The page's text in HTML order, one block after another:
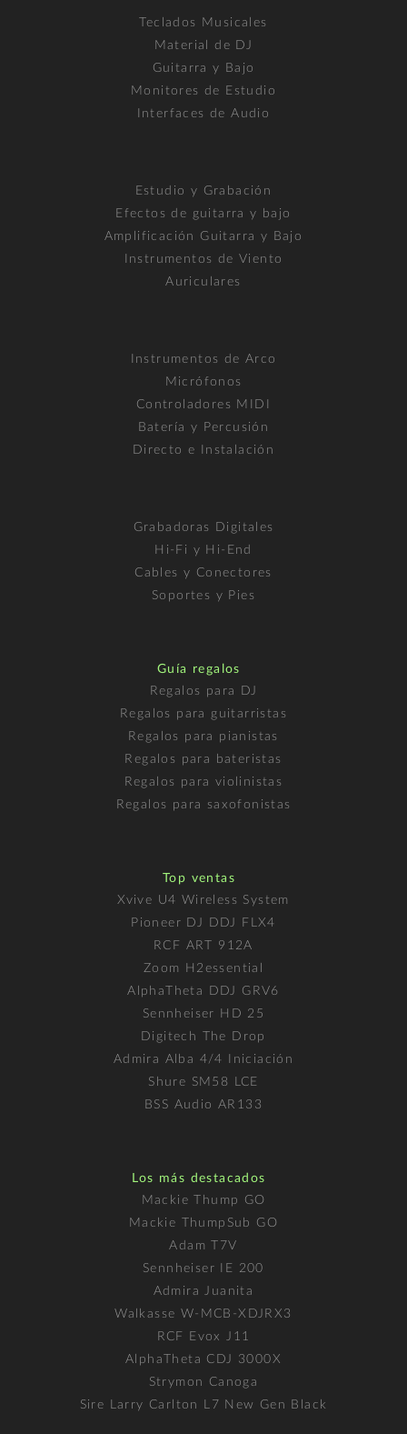
Teclados Musicales
Material de DJ
Guitarra y Bajo
Monitores de Estudio
Interfaces de Audio
Estudio y Grabación
Efectos de guitarra y bajo
Amplificación Guitarra y Bajo
Instrumentos de Viento
Auriculares
Instrumentos de Arco
Micrófonos
Controladores MIDI
Batería y Percusión
Directo e Instalación
Grabadoras Digitales
Hi-Fi y Hi-End
Cables y Conectores
Soportes y Pies
Guía regalos
Regalos para DJ
Regalos para guitarristas
Regalos para pianistas
Regalos para bateristas
Regalos para violinistas
Regalos para saxofonistas
Top ventas
Xvive U4 Wireless System
Pioneer DJ DDJ FLX4
RCF ART 912A
Zoom H2essential
AlphaTheta DDJ GRV6
Sennheiser HD 25
Digitech The Drop
Admira Alba 4/4 Iniciación
Shure SM58 LCE
BSS Audio AR133
Los más destacados
Mackie Thump GO
Mackie ThumpSub GO
Adam T7V
Sennheiser IE 200
Admira Juanita
Walkasse W-MCB-XDJRX3
RCF Evox J11
AlphaTheta CDJ 3000X
Strymon Canoga
Sire Larry Carlton L7 New Gen Black